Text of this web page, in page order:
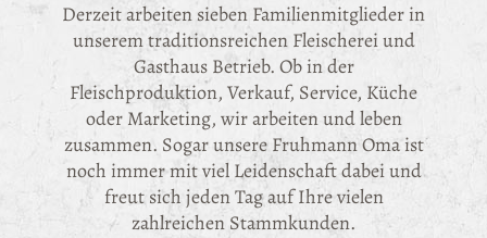
Derzeit arbeiten sieben Familienmitglieder in
unserem traditionsreichen Fleischerei und
Gasthaus Betrieb. Ob in der
Fleischproduktion, Verkauf, Service, Küche
oder Marketing, wir arbeiten und leben
zusammen. Sogar unsere Fruhmann Oma ist
noch immer mit viel Leidenschaft dabei und
freut sich jeden Tag auf Ihre vielen
zahlreichen Stammkunden.